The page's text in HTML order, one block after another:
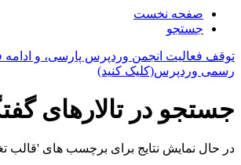
صفحه نخست
جستجو
توقف فعالیت انجمن وردپرس پارسی، و ادامه
رسمی وردپرس(کلیک کنید)
جستجو در تالارهای
در حال نمایش نتایج برای برچسب های 'قالب